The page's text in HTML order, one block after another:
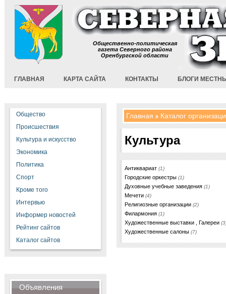
Общественно-политическая
газета Северного района
Оренбургской области
ГЛАВНАЯ КАРТА САЙТА КОНТАКТЫ БЛОГИ
Общество
Происшествия
Культура и искусство
Экономика
Политика
Спорт
Кроме того
Интервью
Информер новостей
Рейтинг сайтов
Каталог сайтов
Объявления
Главная Каталог
Культура
Антиквариат (1)
Городские оркестры (1)
Духовные учебные заведения (1)
Мечети (4)
Религиозные организации (2)
Филармония (1)
Художественные выставки , Галереи
Художественные салоны (7)